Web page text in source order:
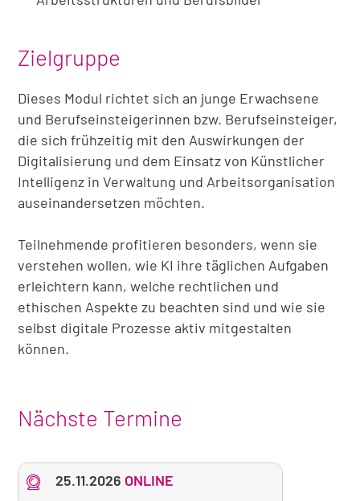
Zielgruppe
Dieses Modul richtet sich an junge Erwachsene
und Berufseinsteigerinnen bzw. Berufseinsteiger,
die sich frühzeitig mit den Auswirkungen der
Digitalisierung und dem Einsatz von Künstlicher
Intelligenz in Verwaltung und Arbeitsorganisation
auseinandersetzen möchten.
Teilnehmende profitieren besonders, wenn sie
verstehen wollen, wie KI ihre täglichen Aufgaben
erleichtern kann, welche rechtlichen und
ethischen Aspekte zu beachten sind und wie sie
selbst digitale Prozesse aktiv mitgestalten
können.
Nächste Termine
25.11.2026 ONLINE